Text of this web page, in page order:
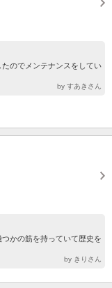
のでメンテナンスをしてい
by すあきさん
かの筋を持っていて歴史を
by きりさん